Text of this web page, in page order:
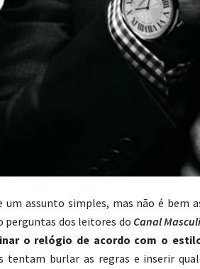
um assunto simples, mas não é bem
perguntas dos leitores do Canal
o relógio de acordo com o
tentam burlar as regras e inserir